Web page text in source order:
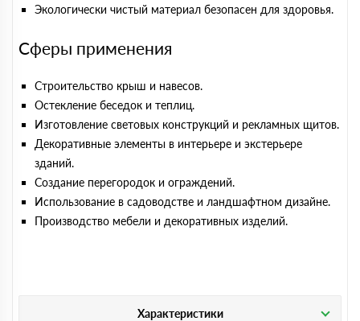
Экологически чистый материал безопасен для здоровья.
Сферы применения
Строительство крыш и навесов.
Остекление беседок и теплиц.
Изготовление световых конструкций и рекламных щитов.
Декоративные элементы в интерьере и экстерьере
зданий.
Создание перегородок и ограждений.
Использование в садоводстве и ландшафтном дизайне.
Производство мебели и декоративных изделий.
Характеристики